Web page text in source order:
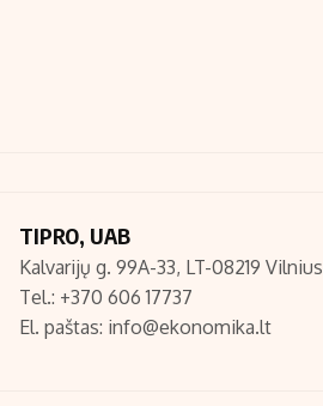
TIPRO, UAB
Kalvarijų g. 99A-33, LT-08219 Vilnius
Tel.: +370 606 17737
El. paštas: info@ekonomika.lt